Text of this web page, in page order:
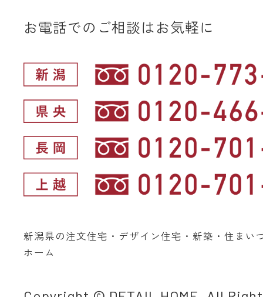
お電話でのご相談はお気軽に
新潟県の注文住宅・デザイン住宅・新築・住まい
ホーム